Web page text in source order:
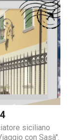
siciliano
con Sasà".